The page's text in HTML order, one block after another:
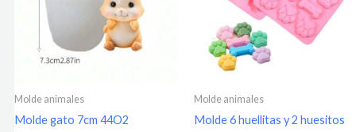
Molde animales
Molde gato 7cm 44O2
Molde animales
Molde 6 huellitas y 2 huesitos